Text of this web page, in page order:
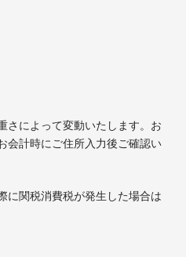
さによって変動いたします。お
会計時にご住所入力後ご確認い
に関税消費税が発生した場合は